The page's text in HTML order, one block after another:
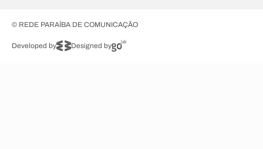
© REDE PARAÍBA DE COMUNICAÇÃO
Developed by Designed by